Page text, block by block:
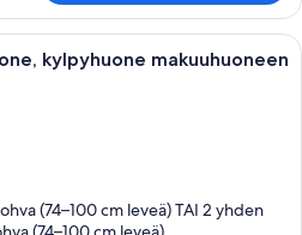
Makuuhuoneessa on kaksi sänkyä,
kylpyhuone makuuhuoneen
(74–100 cm leveä) TAI 2 yhden